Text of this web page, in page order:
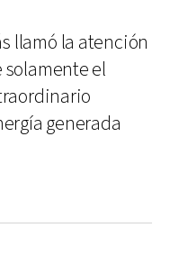
llamó la atención
solamente el
generada